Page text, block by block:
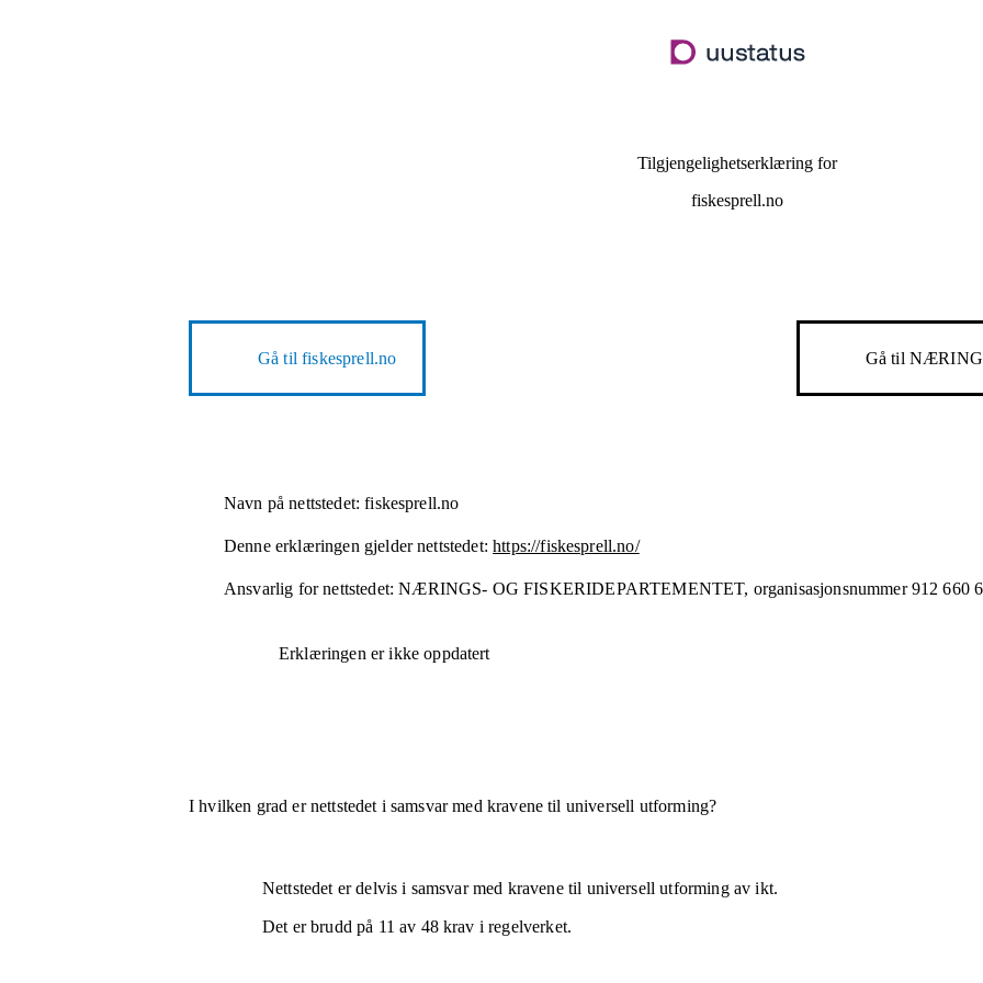
hovedinnhold
Tilgjengelighetserklæring for
fiskesprell.no
Gå tilfiskesprell.no Gå til
Navn på nettstedet: fiskesprell.no
Denne erklæringen gjelder nettstedet: https://fiskesprell.no/
Ansvarlig for nettstedet: NÆRINGS- OG FISKERIDEPARTEMENTET, organisasjonsnummer 912 660
Erklæringen er ikke oppdatert
I hvilken grad er nettstedet i samsvar med kravene til universell utforming?
Nettstedet erdelvis i samsvarmed kravene til universell utforming av ikt.
Det er brudd på 11 av 48krav i regelverket.